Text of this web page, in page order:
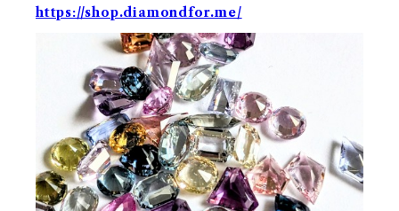
https://shop.diamondfor.me/